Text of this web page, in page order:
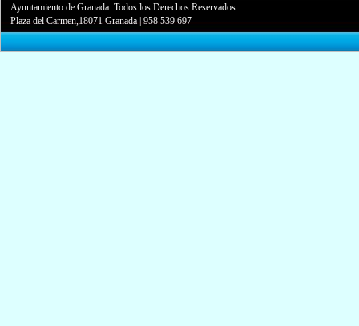
Ayuntamiento de Granada. Todos los Derechos Reservados.
Plaza del Carmen,18071 Granada |958 539 697